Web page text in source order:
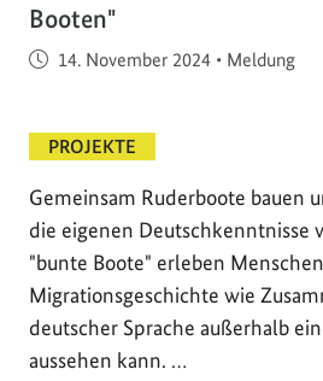
Booten"
Veröffentlicht am
14. November 2024 • Meldung
PROJEKTE
Gemeinsam Ruderboote bauen
die eigenen Deutschkenntnisse
"bunte Boote" erleben
Migrationsgeschichte wie
deutscher Sprache außerhalb
aussehen kann. …